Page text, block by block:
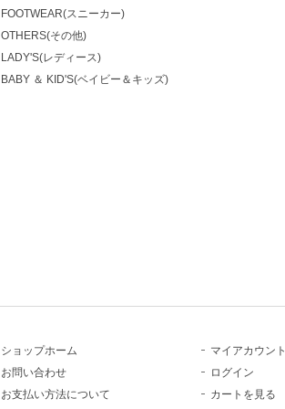
FOOTWEAR(スニーカー)
OTHERS(その他)
LADY'S(レディース)
BABY ＆ KID'S(ベイビー＆キッズ)
ショップホーム
お問い合わせ
お支払い方法について
マイアカウント
ログイン
カートを見る